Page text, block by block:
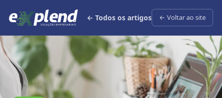
← Todos os artigos ← Voltar ao site